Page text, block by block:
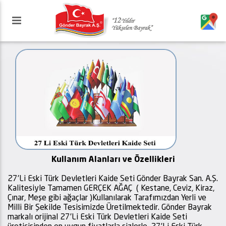
Kullanım Alanları ve Özellikleri
27’Li Eski Türk Devletleri Kaide Seti Gönder Bayrak San. A.Ş.
Kalitesiyle Tamamen GERÇEK AĞAÇ ( Kestane, Ceviz, Kiraz,
Çınar, Meşe gibi ağaçlar )Kullanılarak Tarafımızdan Yerli ve
Milli Bir Şekilde Tesisimizde Üretilmektedir. Gönder Bayrak
markalı orijinal 27’Li Eski Türk Devletleri Kaide Seti